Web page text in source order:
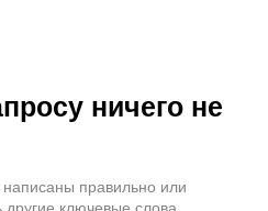
ничего не
написаны правильно или